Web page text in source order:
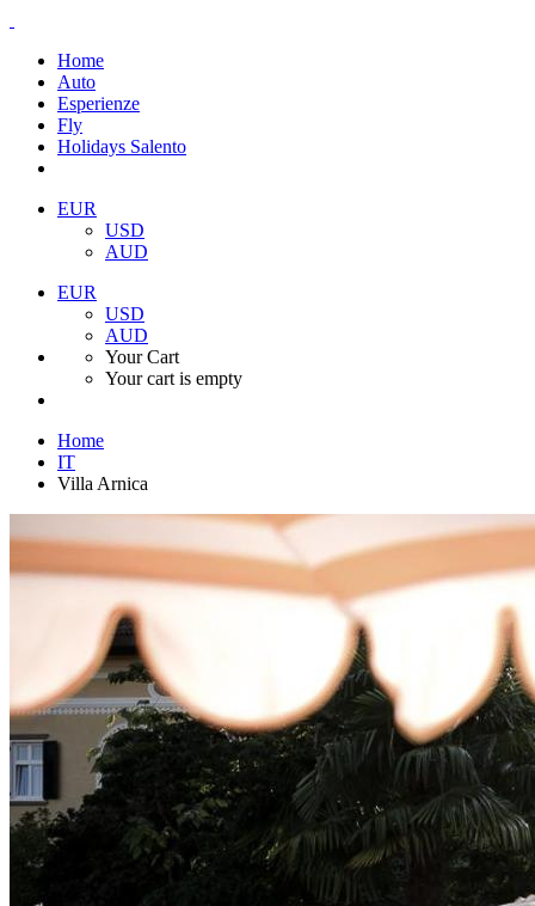
Home
Auto
Esperienze
Fly
Holidays Salento
EUR
USD
AUD
EUR
USD
AUD
Your Cart
Your cart is empty
Home
IT
Villa Arnica